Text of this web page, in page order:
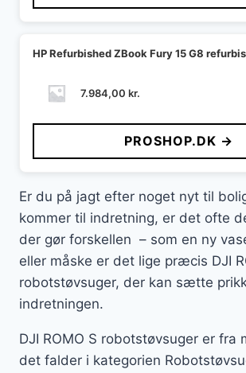
HP Refurbished ZBook Fury 15 G8
7.984,00 kr.
PROSHOP.DK →
Er du på jagt efter noget nyt til
kommer til indretning, er det ofte
der gør forskellen – som en ny
eller måske er det lige præcis DJI
robotstøvsuger, der kan sætte
indretningen.
DJI ROMO S robotstøvsuger er fra
det falder i kategorien